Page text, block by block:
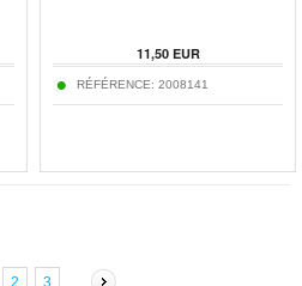
11,50EUR
RÉFÉRENCE: 2008141
2 3